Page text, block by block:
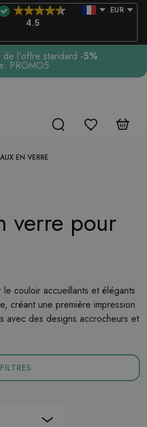
4.5
EUR
de l'offre standard -5%
PROMO5
EN VERRE
verre pour
couloir accueillants et élégants
créant une première impression
avec des designs accrocheurs et
FILTRES